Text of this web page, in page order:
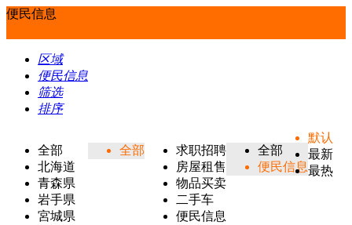
便民信息
区域
便民信息
筛选
排序
全部
北海道
青森県
岩手県
宮城県
全部
求职招聘
房屋租售
物品买卖
二手车
便民信息
全部
便民信息
默认
最新
最热